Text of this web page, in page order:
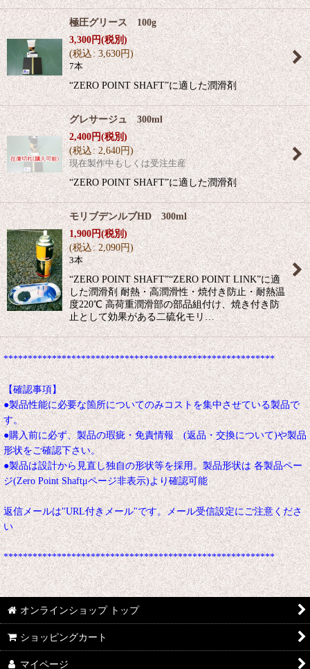
極圧グリース 100g
3,300円(税別)
(税込: 3,630円)
7本
“ZERO POINT SHAFT”に適した潤滑剤
グレサージュ 300ml
2,400円(税別)
(税込: 2,640円)
現在製作中もしくは受注生産
“ZERO POINT SHAFT”に適した潤滑剤
モリブデンルブHD 300ml
1,900円(税別)
(税込: 2,090円)
3本
“ZERO POINT SHAFT”“ZERO POINT LINK”に適
した潤滑剤 耐熱・高潤滑性・焼付き防止・耐熱温
度220℃ 高荷重潤滑部の部品組付け、焼き付き防
止として効果がある二硫化モリ…
********************************************************
【確認事項】
●製品性能に必要な箇所についてのみコストを集中させている製品で
す。
●購入前に必ず、製品の瑕疵・免責情報 (返品・交換について)や製品
形状をご確認下さい。
●製品は設計から見直し独自の形状等を採用。製品形状は 各製品ペー
ジ(Zero Point Shaftμページ非表示)より確認可能
返信メールは"URL付きメール"です。メール受信設定にご注意くださ
い
********************************************************
オンラインショップ トップ
ショッピングカート
マイページ